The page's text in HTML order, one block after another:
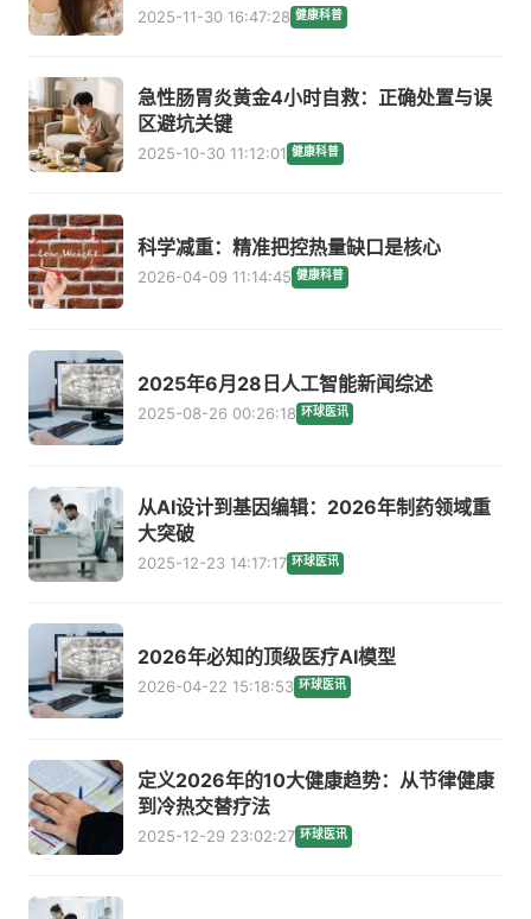
2025-11-30 16:47:28 健康科普
急性肠胃炎黄金4小时自救：正确处置与误
区避坑关键
2025-10-30 11:12:01 健康科普
科学减重：精准把控热量缺口是核心
2026-04-09 11:14:45 健康科普
2025年6月28日人工智能新闻综述
2025-08-26 00:26:18 环球医讯
从AI设计到基因编辑：2026年制药领域重
大突破
2025-12-23 14:17:17 环球医讯
2026年必知的顶级医疗AI模型
2026-04-22 15:18:53 环球医讯
定义2026年的10大健康趋势：从节律健康
到冷热交替疗法
2025-12-29 23:02:27 环球医讯